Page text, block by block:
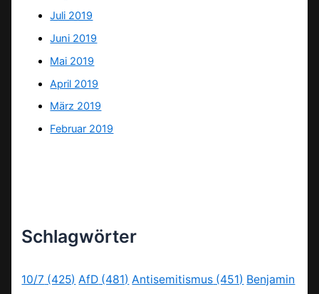
Juli 2019
Juni 2019
Mai 2019
April 2019
März 2019
Februar 2019
Schlagwörter
10/7 (425) AfD (481) Antisemitismus (451) Benjamin